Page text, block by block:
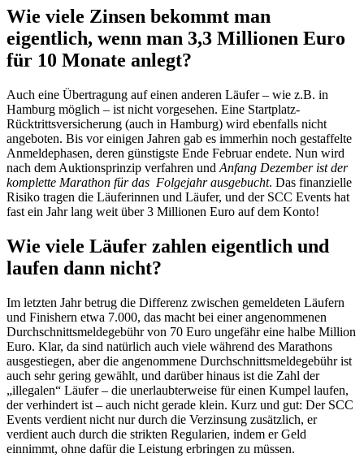
Wie viele Zinsen bekommt man
eigentlich, wenn man 3,3 Millionen Euro
für 10 Monate anlegt?
Auch eine Übertragung auf einen anderen Läufer – wie z.B. in
Hamburg möglich – ist nicht vorgesehen. Eine Startplatz-
Rücktrittsversicherung (auch in Hamburg) wird ebenfalls nicht
angeboten. Bis vor einigen Jahren gab es immerhin noch gestaffelte
Anmeldephasen, deren günstigste Ende Februar endete. Nun wird
nach dem Auktionsprinzip verfahren und Anfang Dezember ist der
komplette Marathon für das Folgejahr ausgebucht. Das finanzielle
Risiko tragen die Läuferinnen und Läufer, und der SCC Events hat
fast ein Jahr lang weit über 3 Millionen Euro auf dem Konto!
Wie viele Läufer zahlen eigentlich und
laufen dann nicht?
Im letzten Jahr betrug die Differenz zwischen gemeldeten Läufern
und Finishern etwa 7.000, das macht bei einer angenommenen
Durchschnittsmeldegebühr von 70 Euro ungefähr eine halbe Million
Euro. Klar, da sind natürlich auch viele während des Marathons
ausgestiegen, aber die angenommene Durchschnittsmeldegebühr ist
auch sehr gering gewählt, und darüber hinaus ist die Zahl der
„illegalen“ Läufer – die unerlaubterweise für einen Kumpel laufen,
der verhindert ist – auch nicht gerade klein. Kurz und gut: Der SCC
Events verdient nicht nur durch die Verzinsung zusätzlich, er
verdient auch durch die strikten Regularien, indem er Geld
einnimmt, ohne dafür die Leistung erbringen zu müssen.